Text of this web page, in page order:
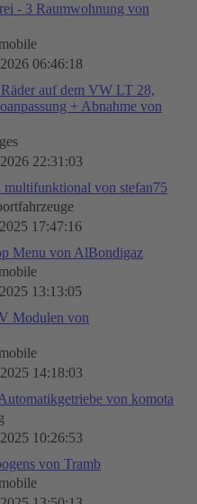
- 3 Raumwohnung von
06:46:18
auf dem VW LT 28,
+ Abnahme von
22:31:03
multifunktional von stefan75
17:47:16
Menu von AlBondigaz
13:13:05
Modulen von
14:18:03
von komota
10:26:53
von Tramb